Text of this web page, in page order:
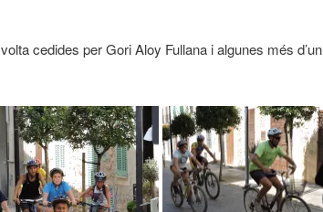
cedides per Gori Aloy Fullana i algunes més d’un